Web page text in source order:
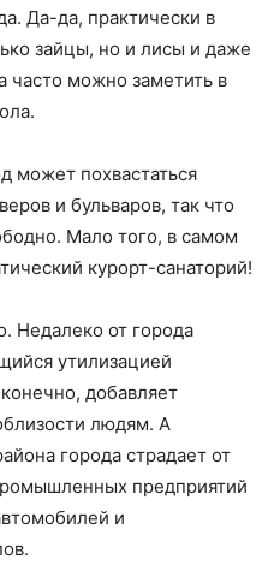
Да-да, практически в
зайцы, но и лисы и даже
часто можно заметить в
может похвастаться
и бульваров, так что
Мало того, в самом
курорт-санаторий!
Недалеко от города
утилизацией
добавляет
людям. А
города страдает от
предприятий
и